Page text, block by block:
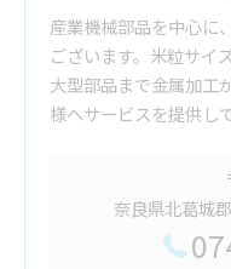
産業機械部品を中心に
ございます。米粒サイ
大型部品まで金属加工
様へサービスを提供し
奈良県北葛城